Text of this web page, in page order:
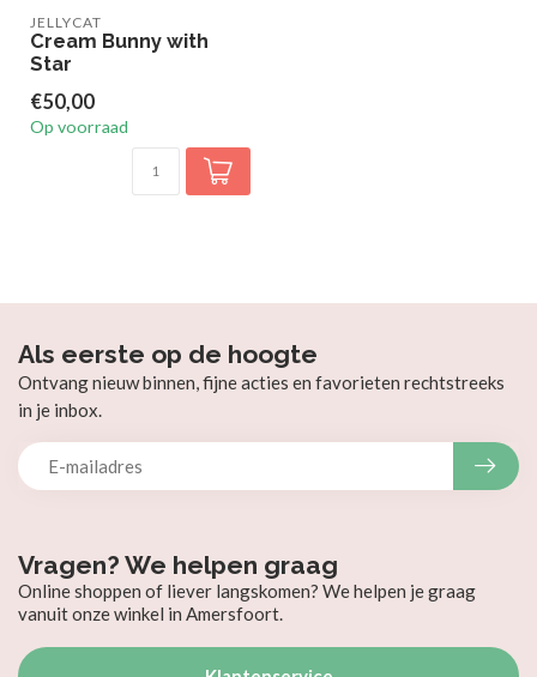
JELLYCAT
Cream Bunny with
Star
€50,00
Op voorraad
Vragen? We helpen graag
Online shoppen of liever langskomen? We helpen je graag
vanuit onze winkel in Amersfoort.
Als eerste op de hoogte
Ontvang nieuw binnen, fijne acties en favorieten rechtstreeks
in je inbox.